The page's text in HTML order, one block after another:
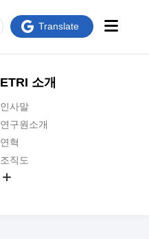
ETRI 소개
인사말
연구원소개
연혁
조직도
Translate